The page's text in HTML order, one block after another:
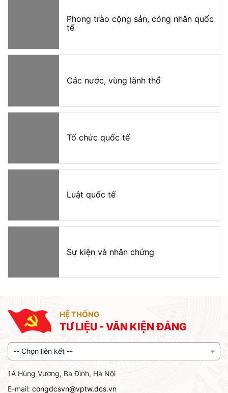
Phong trào cộng sản, công nhân quốc
tế
Các nước, vùng lãnh thổ
Tổ chức quốc tế
Luật quốc tế
Sự kiện và nhân chứng
HỆ THỐNG
TƯ LIỆU - VĂN KIỆN ĐẢNG
-- Chọn liên kết --
1A Hùng Vương, Ba Đình, Hà Nội
E-mail: congdcsvn@vptw.dcs.vn